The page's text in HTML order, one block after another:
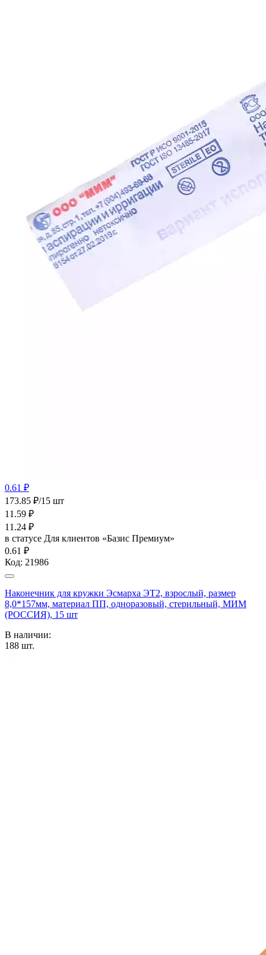
0.61 ₽
173.85 ₽/15 шт
11.59 ₽
11.24 ₽
в статусе Для клиентов «Базис Премиум»
0.61 ₽
Код: 21986
Наконечник для кружки Эсмарха ЭТ2, взрослый, размер
8,0*157мм, материал ПП, одноразовый, стерильный, МИМ
(РОССИЯ), 15 шт
В наличии:
188 шт.